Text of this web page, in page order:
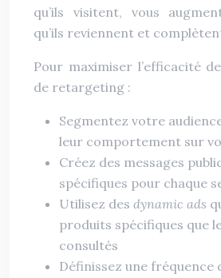
qu’ils visitent, vous
qu’ils reviennent et
Pour maximiser l’efficacité
de retargeting :
Segmentez votre
leur comportement sur
Créez des messages
spécifiques pour chaque
Utilisez des dynamic ads
produits spécifiques que
consultés
Définissez une fréquence